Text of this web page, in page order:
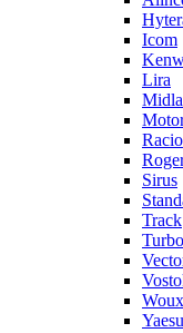
Icom
Lira
Racio
Sirus
Track
Yaesu